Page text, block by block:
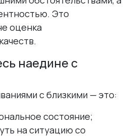
Это
оценка
наедине с
с близкими — это:
состояние;
на ситуацию со